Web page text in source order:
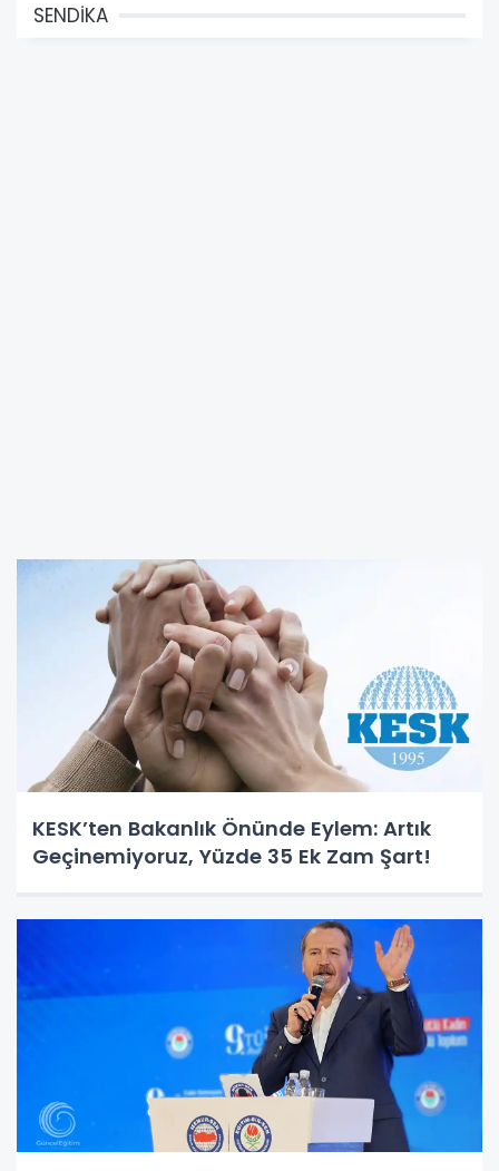
SENDİKA
KESK’ten Bakanlık Önünde Eylem: Artık
Geçinemiyoruz, Yüzde 35 Ek Zam Şart!